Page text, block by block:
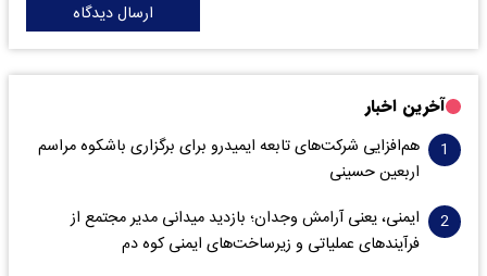
ارسال دیدگاه
آخرین اخبار
هم‌افزایی شرکت‌های تابعه ایمیدرو برای برگزاری باشکوه مراسم
اربعین حسینی
ایمنی، یعنی آرامش وجدان؛ بازدید میدانی مدیر مجتمع از
فرآیندهای عملیاتی و زیرساخت‌های ایمنی کوه دم